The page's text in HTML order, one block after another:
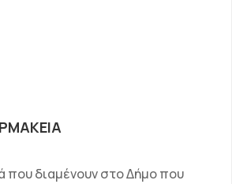
που διαμένουν στο Δήμο που